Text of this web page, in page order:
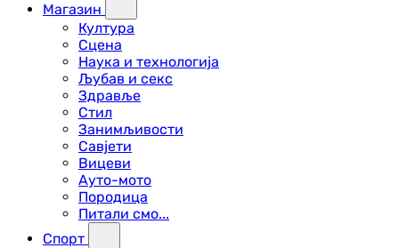
Магазин
Култура
Сцена
Наука и технологија
Љубав и секс
Здравље
Стил
Занимљивости
Савјети
Вицеви
Ауто-мото
Породица
Питали смо...
Спорт